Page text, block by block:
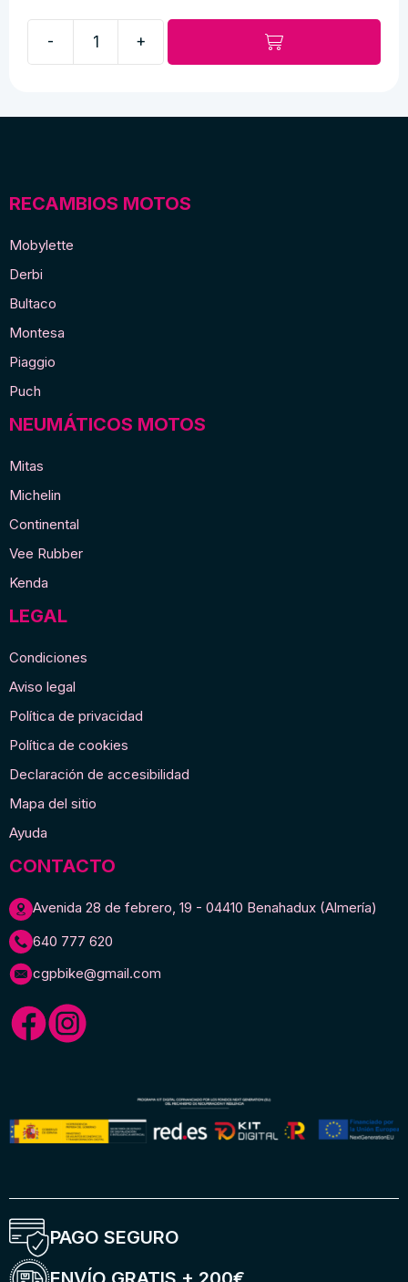
-
cantidad
+
RECAMBIOS MOTOS
Mobylette
Derbi
Bultaco
Montesa
Piaggio
Puch
NEUMÁTICOS MOTOS
Mitas
Michelin
Continental
Vee Rubber
Kenda
LEGAL
Condiciones
Aviso legal
Política de privacidad
Política de cookies
Declaración de accesibilidad
Mapa del sitio
Ayuda
CONTACTO
Avenida 28 de febrero, 19 - 04410 Benahadux (Almería)
640 777 620
cgpbike@gmail.com
PAGO SEGURO